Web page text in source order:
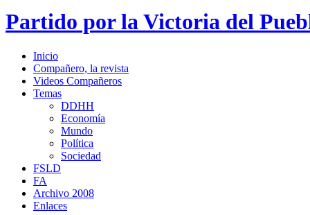
Partido por la Victoria del
Inicio
Compañero, la revista
Videos Compañeros
Temas
DDHH
Economía
Mundo
Política
Sociedad
FSLD
FA
Archivo 2008
Enlaces